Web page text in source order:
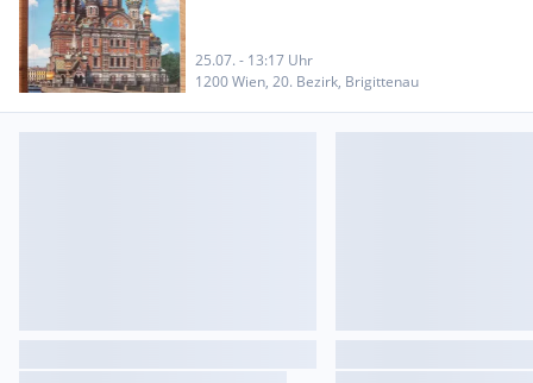
25.07. - 13:17 Uhr
1200 Wien, 20. Bezirk, Brigittenau